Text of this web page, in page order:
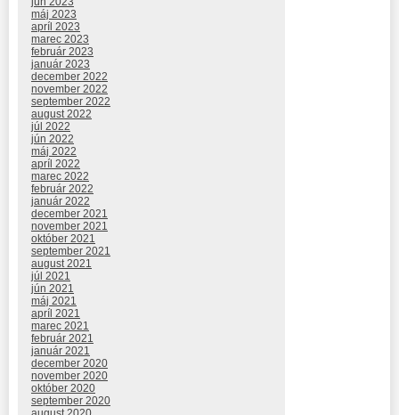
máj 2023
apríl 2023
marec 2023
február 2023
január 2023
december 2022
november 2022
september 2022
august 2022
júl 2022
jún 2022
máj 2022
apríl 2022
marec 2022
február 2022
január 2022
december 2021
november 2021
október 2021
september 2021
august 2021
júl 2021
jún 2021
máj 2021
apríl 2021
marec 2021
február 2021
január 2021
december 2020
november 2020
október 2020
september 2020